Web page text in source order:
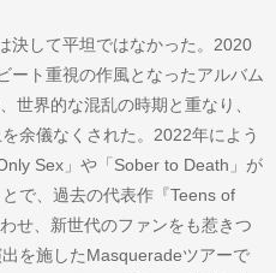
決して平坦ではなかった。2020
ート重視の作風となったアルバム
世界的な混乱の時期と重なり、
余儀なくされた。2022年によう
Sex」や「Sober to Death」が
で、過去の代表作『Teens of
せ、新世代のファンをも惹きつ
を施したMasqueradeツアーで